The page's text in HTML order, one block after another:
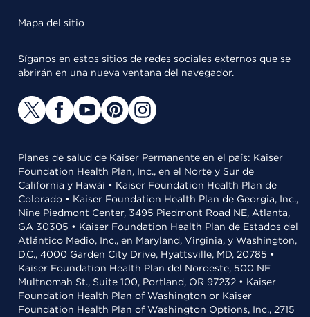
Mapa del sitio
Síganos en estos sitios de redes sociales externos que se
abrirán en una nueva ventana del navegador.
Planes de salud de Kaiser Permanente en el país: Kaiser
Foundation Health Plan, Inc., en el Norte y Sur de
California y Hawái • Kaiser Foundation Health Plan de
Colorado • Kaiser Foundation Health Plan de Georgia, Inc.,
Nine Piedmont Center, 3495 Piedmont Road NE, Atlanta,
GA 30305 • Kaiser Foundation Health Plan de Estados del
Atlántico Medio, Inc., en Maryland, Virginia, y Washington,
D.C., 4000 Garden City Drive, Hyattsville, MD, 20785 •
Kaiser Foundation Health Plan del Noroeste, 500 NE
Multnomah St., Suite 100, Portland, OR 97232 • Kaiser
Foundation Health Plan of Washington or Kaiser
Foundation Health Plan of Washington Options, Inc., 2715